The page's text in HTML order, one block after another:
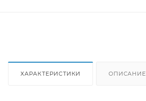
ХАРАКТЕРИСТИКИ ОПИСАНИЕ